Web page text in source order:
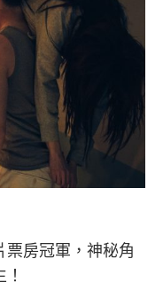
票房冠軍，神秘角